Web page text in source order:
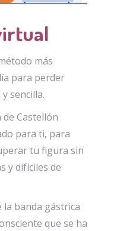
más
para perder
sencilla.
Castellón
para ti, para
tu figura sin
y difíciles de
banda gástrica
que se ha